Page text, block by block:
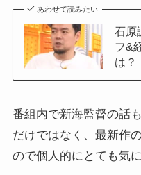
あわせて読みたい
石原
フ&
は？
番組内で新海監督の話
だけではなく、最新作
ので個人的にとても気